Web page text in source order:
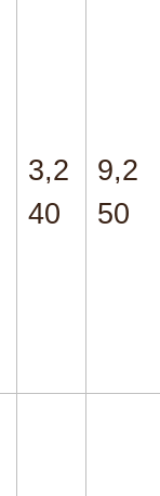
3,2
40
9,2
50